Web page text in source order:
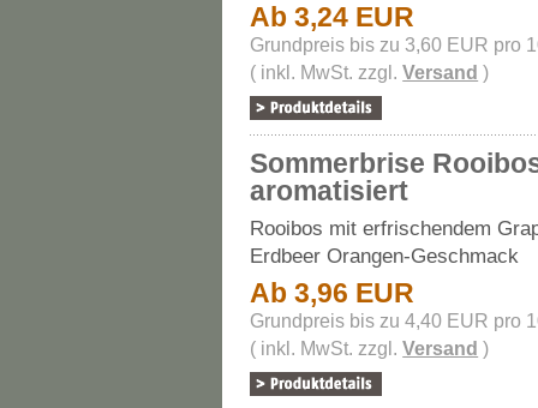
Ab 3,24 EUR
Grundpreis bis zu 3,60 EUR pro
( inkl. MwSt. zzgl.Versand )
Sommerbrise
aromatisiert
Rooibos mit erfrischendem
Erdbeer Orangen-Geschmack
Ab 3,96 EUR
Grundpreis bis zu 4,40 EUR pro
( inkl. MwSt. zzgl.Versand )